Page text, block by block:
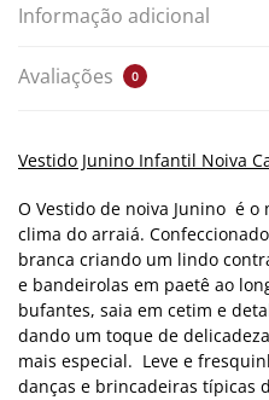
Informação adicional
Avaliações 0
Vestido Junino Infantil Noiva
O Vestido de noiva Junino é
clima do arraiá.
branca criando um lindo
e bandeirolas em paetê ao
bufantes, saia em cetim e
dando um toque de
mais especial. Leve e
danças e brincadeiras típicas